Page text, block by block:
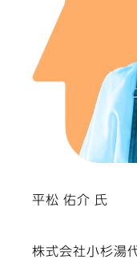
平松 佑介 氏
株式会社小杉湯